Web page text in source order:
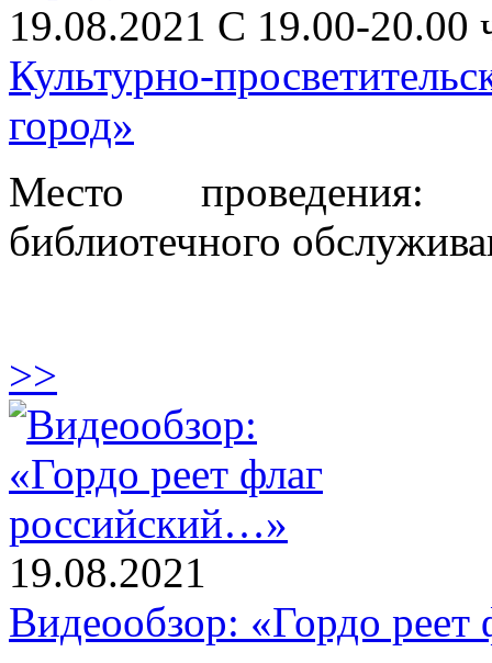
19.08.2021 С 19.00-20.00
Культурно-
город»
Место проведения:
библиотечного
>>
19.08.2021
Видеообзор: «Гордо